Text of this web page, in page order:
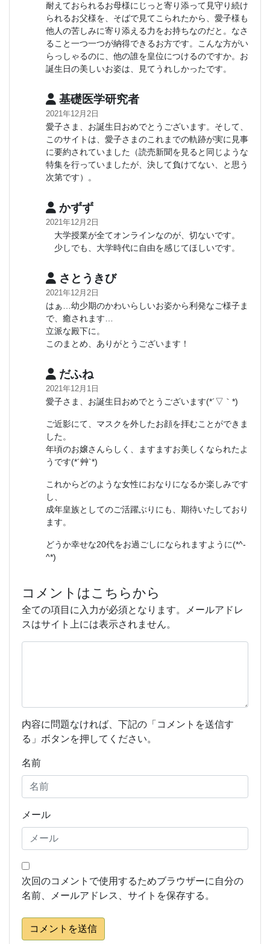
耐えておられるお母様にじっと寄り添って見守り続け
られるお父様を、そばで見てこられたから、愛子様も
他人の苦しみに寄り添える力をお持ちなのだと。なさ
ること一つ一つが納得できるお方です。こんな方がい
らっしゃるのに、他の誰を皇位につけるのですか。お
誕生日の美しいお姿は、見てうれしかったです。
基礎医学研究者
2021年12月2日
愛子さま、お誕生日おめでとうございます。そして、
このサイトは、愛子さまのこれまでの軌跡が実に見事
に要約されていました（読売新聞を見ると同じような
特集を行っていましたが、決して負けてない、と思う
次第です）。
かずず
2021年12月2日
大学授業が全てオンラインなのが、切ないです。
少しでも、大学時代に自由を感じてほしいです。
さとうきび
2021年12月2日
はぁ…幼少期のかわいらしいお姿から利発なご様子ま
で、癒されます…
立派な殿下に。
このまとめ、ありがとうございます！
だふね
2021年12月1日
愛子さま、お誕生日おめでとうございます(*´▽｀*)
ご近影にて、マスクを外したお顔を拝むことができま
した。
年頃のお嬢さんらしく、ますますお美しくなられたよ
うです(*´艸`*)
これからどのような女性におなりになるか楽しみです
し、
成年皇族としてのご活躍ぶりにも、期待いたしており
ます。
どうか幸せな20代をお過ごしになられますように(*^-
^*)
コメントはこちらから
全ての項目に入力が必須となります。メールアドレ
スはサイト上には表示されません。
内容に問題なければ、下記の「コメントを送信す
る」ボタンを押してください。
名前
メール
次回のコメントで使用するためブラウザーに自分の
名前、メールアドレス、サイトを保存する。
コメントを送信